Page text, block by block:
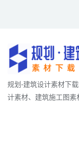
规划·建筑设计素材下
计素材、建筑施工图素